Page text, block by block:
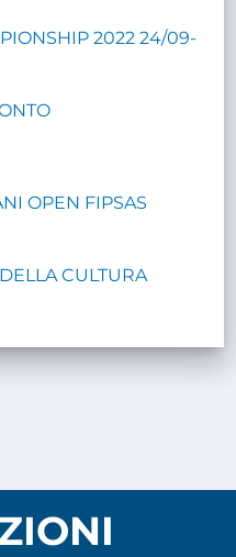
2022 24/09-
OPEN FIPSAS
CULTURA